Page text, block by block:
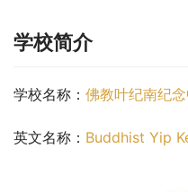
学校简介
学校名称： 佛教叶纪南纪
英文名称： Buddhist Yip